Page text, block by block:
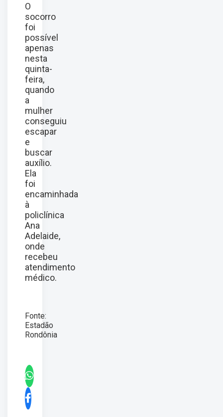
O
socorro
foi
possível
apenas
nesta
quinta-
feira,
quando
a
mulher
conseguiu
escapar
e
buscar
auxílio.
Ela
foi
encaminhada
à
policlínica
Ana
Adelaide,
onde
recebeu
atendimento
médico.
Fonte:
Estadão
Rondônia